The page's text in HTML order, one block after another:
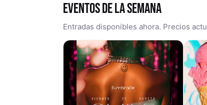
EVENTOS DE LA SEMANA
Entradas disponibles ahora. Precios